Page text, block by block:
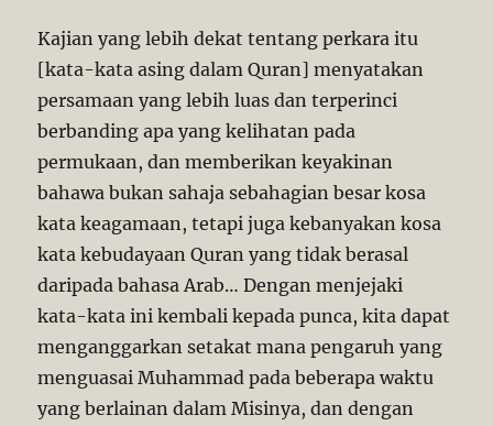
Kajian yang lebih dekat tentang perkara itu
[kata-kata asing dalam Quran] menyatakan
persamaan yang lebih luas dan terperinci
berbanding apa yang kelihatan pada
permukaan, dan memberikan keyakinan
bahawa bukan sahaja sebahagian besar kosa
kata keagamaan, tetapi juga kebanyakan kosa
kata kebudayaan Quran yang tidak berasal
daripada bahasa Arab… Dengan menjejaki
kata-kata ini kembali kepada punca, kita dapat
menganggarkan setakat mana pengaruh yang
menguasai Muhammad pada beberapa waktu
yang berlainan dalam Misinya, dan dengan